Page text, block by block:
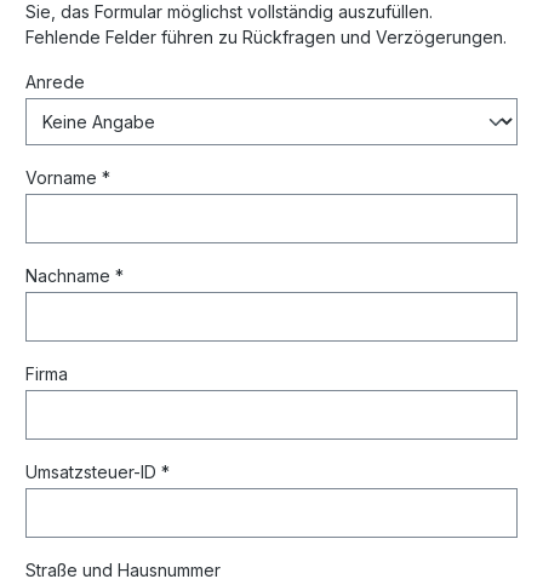
Sie, das Formular möglichst vollständig auszufüllen.
Fehlende Felder führen zu Rückfragen und Verzögerungen.
Anrede
Vorname *
Nachname *
Firma
Umsatzsteuer-ID *
Straße und Hausnummer